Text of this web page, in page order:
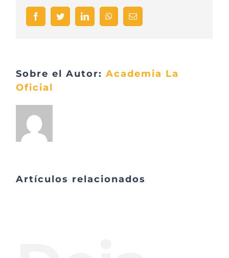
FacebookTwitterLinkedIn WhatsAppCorreo
electrónico
Sobre el Autor:Academia La
Oficial
Artículos relacionados